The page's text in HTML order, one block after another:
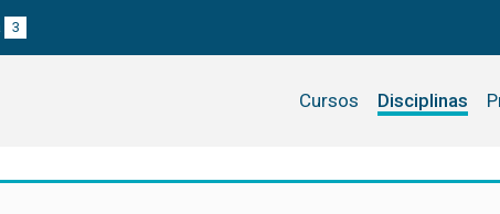
3
Cursos Disciplinas